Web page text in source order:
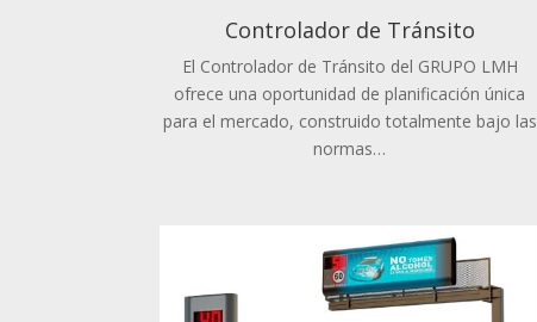
Controlador de Tránsito
El Controlador de Tránsito del GRUPO LMH
ofrece una oportunidad de planificación única
para el mercado, construido totalmente bajo las
normas…